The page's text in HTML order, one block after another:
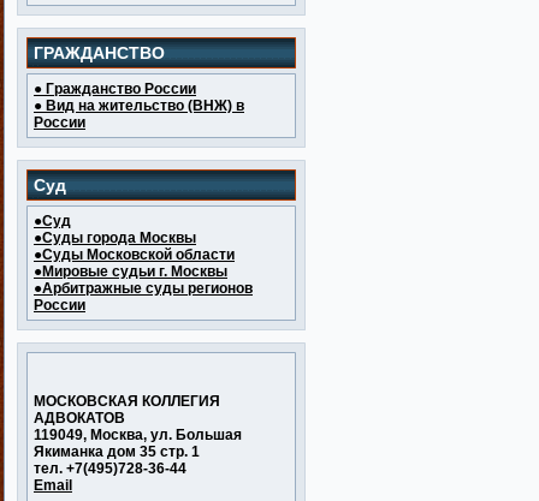
ГРАЖДАНСТВО
● Гражданство России
● Вид на жительство (ВНЖ) в
России
Суд
●Суд
●Суды города Москвы
●Суды Московской области
●Мировые судьи г. Москвы
●Арбитражные суды регионов
России
МОСКОВСКАЯ КОЛЛЕГИЯ
АДВОКАТОВ
119049, Москва, ул. Большая
Якиманка дом 35 стр. 1
тел. +7(495)728-36-44
Email